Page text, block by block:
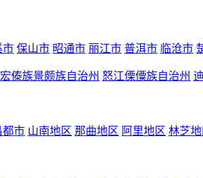
市 保山市 昭通市 丽江市 普洱市 临沧市
傣族景颇族自治州 怒江傈僳族自治州
都市 山南地区 那曲地区 阿里地区 林芝